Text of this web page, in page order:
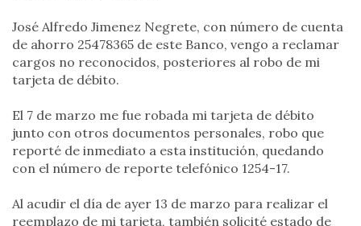
José Alfredo Jimenez Negrete, con número de cuenta
de ahorro 25478365 de este Banco, vengo a reclamar
cargos no reconocidos, posteriores al robo de mi
tarjeta de débito.
El 7 de marzo me fue robada mi tarjeta de débito
junto con otros documentos personales, robo que
reporté de inmediato a esta institución, quedando
con el número de reporte telefónico 1254-17.
Al acudir el día de ayer 13 de marzo para realizar el
reemplazo de mi tarjeta, también solicité estado de